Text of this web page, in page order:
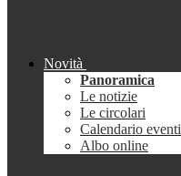
Novità
Panoramica
Le notizie
Le circolari
Calendario eventi
Albo online